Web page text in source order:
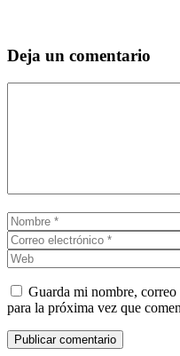
Deja un comentario
Nombre
Guarda mi nombre,
para la próxima vez que